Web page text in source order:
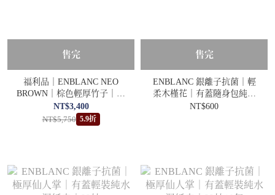
售完
福利品｜ENBLANC NEO
BROWN｜棕色輕厚竹子｜有
蓋純水濕紙巾｜72抽50包
NT$3,400
NT$5,750 5.9折
售完
ENBLANC 銀離子抗菌｜輕
柔木槿花｜有蓋隨身包純水
濕紙巾｜20抽12包
NT$600